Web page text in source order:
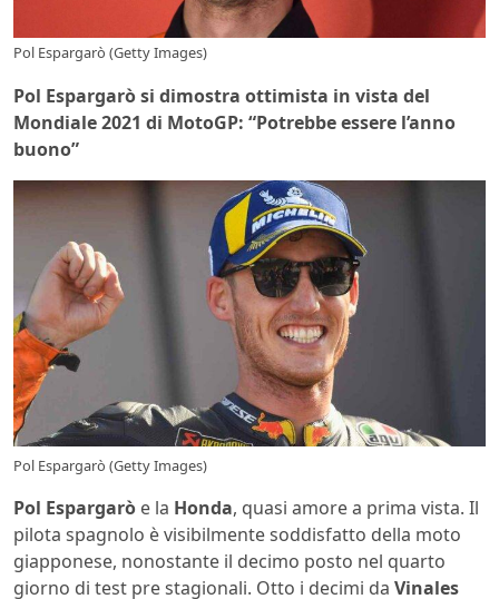
Pol Espargarò (Getty Images)
Pol Espargarò si dimostra ottimista in vista del
Mondiale 2021 di MotoGP: “Potrebbe essere l’anno
buono”
Pol Espargarò (Getty Images)
Pol Espargarò e la Honda, quasi amore a prima vista. Il
pilota spagnolo è visibilmente soddisfatto della moto
giapponese, nonostante il decimo posto nel quarto
giorno di test pre stagionali. Otto i decimi da Vinales